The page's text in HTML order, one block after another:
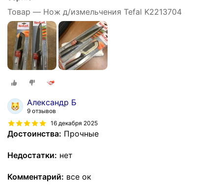
Товар — Нож д/измельчения Tefal K2213704
Александр Б
9 отзывов
16 декабря 2025
Достоинства: Прочные
Недостатки: нет
Комментарий: все ок